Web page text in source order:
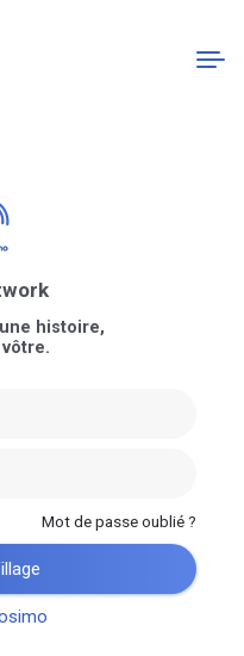
histoire,
Mot de passe oublié ?